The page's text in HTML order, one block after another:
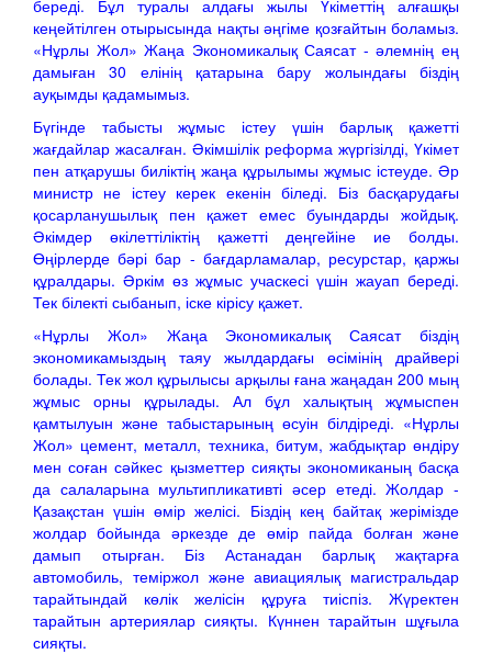
береді. Бұл туралы алдағы жылы Үкіметтің алғашқы
кеңейтілген отырысында нақты әңгіме қозғайтын боламыз.
«Нұрлы Жол» Жаңа Экономикалық Саясат - әлемнің ең
дамыған 30 елінің қатарына бару жолындағы біздің
ауқымды қадамымыз.
Бүгінде табысты жұмыс істеу үшін барлық қажетті
жағдайлар жасалған. Әкімшілік реформа жүргізілді, Үкімет
пен атқарушы биліктің жаңа құрылымы жұмыс істеуде. Әр
министр не істеу керек екенін біледі. Біз басқарудағы
қосарланушылық пен қажет емес буындарды жойдық.
Әкімдер өкілеттіліктің қажетті деңгейіне ие болды.
Өңірлерде бәрі бар - бағдарламалар, ресурстар, қаржы
құралдары. Әркім өз жұмыс учаскесі үшін жауап береді.
Тек білекті сыбанып, іске кірісу қажет.
«Нұрлы Жол» Жаңа Экономикалық Саясат біздің
экономикамыздың таяу жылдардағы өсімінің драйвері
болады. Тек жол құрылысы арқылы ғана жаңадан 200 мың
жұмыс орны құрылады. Ал бұл халықтың жұмыспен
қамтылуын және табыстарының өсуін білдіреді. «Нұрлы
Жол» цемент, металл, техника, битум, жабдықтар өндіру
мен соған сәйкес қызметтер сияқты экономиканың басқа
да салаларына мультипликативті әсер етеді. Жолдар -
Қазақстан үшін өмір желісі. Біздің кең байтақ жерімізде
жолдар бойында әркезде де өмір пайда болған және
дамып отырған. Біз Астанадан барлық жақтарға
автомобиль, теміржол және авиациялық магистральдар
тарайтындай көлік желісін құруға тиіспіз. Жүректен
тарайтын артериялар сияқты. Күннен тарайтын шұғыла
сияқты.